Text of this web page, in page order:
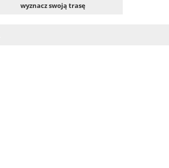
wyznacz swoją trasę